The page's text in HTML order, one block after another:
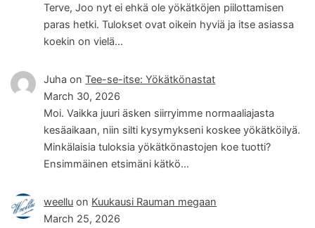
Terve, Joo nyt ei ehkä ole yökätköjen piilottamisen
paras hetki. Tulokset ovat oikein hyviä ja itse asiassa
koekin on vielä…
Juha onTee-se-itse: Yökätkönastat
March 30, 2026
Moi. Vaikka juuri äsken siirryimme normaaliajasta
kesäaikaan, niin silti kysymykseni koskee yökätköilyä.
Minkälaisia tuloksia yökätkönastojen koe tuotti?
Ensimmäinen etsimäni kätkö…
weellu on Kuukausi Rauman megaan
March 25, 2026